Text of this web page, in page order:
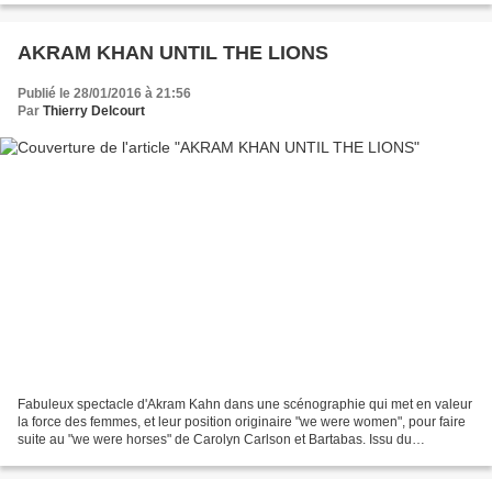
content/uploads/2015/04/FEMME_MAJUSCULE_JANVIER_FEVRIER_2016
AKRAM KHAN UNTIL THE LIONS
Publié le 28/01/2016 à 21:56
Par Thierry Delcourt
Fabuleux spectacle d'Akram Kahn dans une scénographie qui met en valeur
la force des femmes, et leur position originaire "we were women", pour faire
suite au "we were horses" de Carolyn Carlson et Bartabas. Issu du